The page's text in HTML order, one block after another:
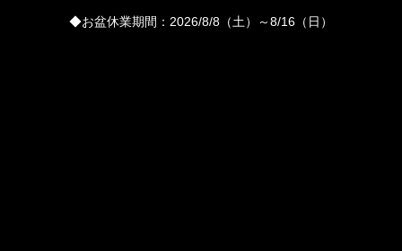
◆お盆休業期間：2026/8/8（土）～8/16（日）